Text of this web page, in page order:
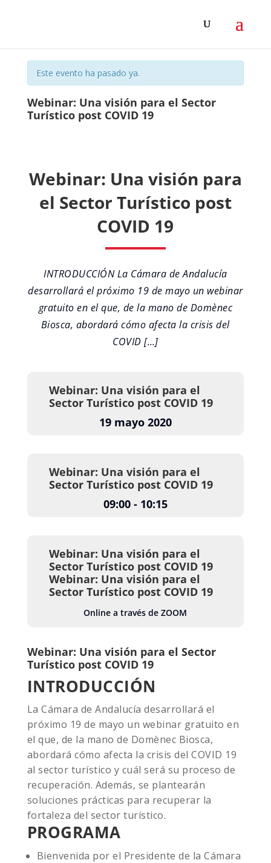
Este evento ha pasado ya.
Webinar: Una visión para el Sector
Turístico post COVID 19
Webinar: Una visión para
el Sector Turístico post
COVID 19
INTRODUCCIÓN La Cámara de Andalucía
desarrollará el próximo 19 de mayo un webinar
gratuito en el que, de la mano de Domènec
Biosca, abordará cómo afecta la crisis del
COVID […]
Webinar: Una visión para el
Sector Turístico post COVID 19
19 mayo 2020
Webinar: Una visión para el
Sector Turístico post COVID 19
09:00 - 10:15
Webinar: Una visión para el
Sector Turístico post COVID 19
Webinar: Una visión para el
Sector Turístico post COVID 19
Online a través de ZOOM
Webinar: Una visión para el Sector
Turístico post COVID 19
INTRODUCCIÓN
La Cámara de Andalucía desarrollará el
próximo 19 de mayo un webinar gratuito en
el que, de la mano de Domènec Biosca,
abordará cómo afecta la crisis del COVID 19
al sector turístico y cuál será su proceso de
recuperación. Además, se plantearán
soluciones prácticas para recuperar la
fortaleza del sector turístico.
PROGRAMA
Bienvenida por el Presidente de la Cámara